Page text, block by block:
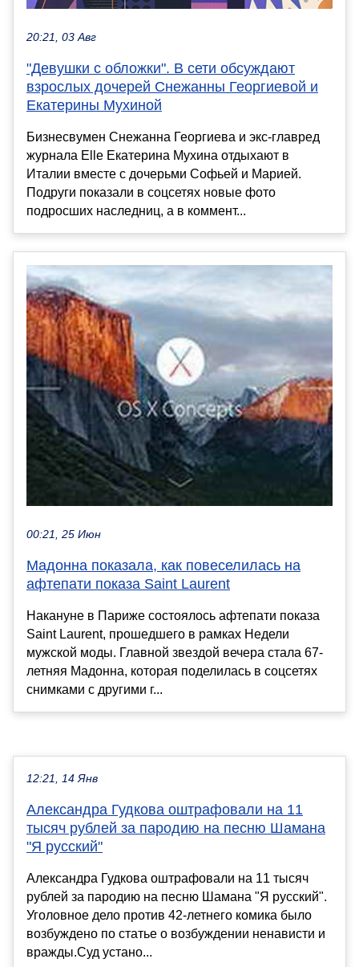
20:21, 03 Авг
"Девушки с обложки". В сети обсуждают
взрослых дочерей Снежанны Георгиевой и
Екатерины Мухиной
Бизнесвумен Снежанна Георгиева и экс-главред
журнала Elle Екатерина Мухина отдыхают в
Италии вместе с дочерьми Софьей и Марией.
Подруги показали в соцсетях новые фото
подросших наследниц, а в коммент...
00:21, 25 Июн
Мадонна показала, как повеселилась на
афтепати показа Saint Laurent
Накануне в Париже состоялось афтепати показа
Saint Laurent, прошедшего в рамках Недели
мужской моды. Главной звездой вечера стала 67-
летняя Мадонна, которая поделилась в соцсетях
снимками с другими г...
12:21, 14 Янв
Александра Гудкова оштрафовали на 11
тысяч рублей за пародию на песню Шамана
"Я русский"
Александра Гудкова оштрафовали на 11 тысяч
рублей за пародию на песню Шамана "Я русский".
Уголовное дело против 42-летнего комика было
возбуждено по статье о возбуждении ненависти и
вражды.Суд устано...